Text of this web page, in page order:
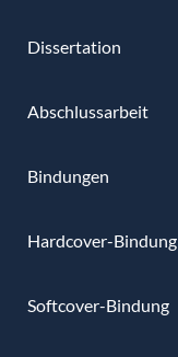
Dissertation
Abschlussarbeit
Bindungen
Hardcover-Bindung
Softcover-Bindung